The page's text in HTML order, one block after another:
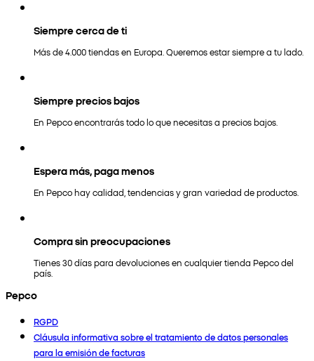
Siempre cerca de ti
Más de 4.000 tiendas en Europa. Queremos estar siempre a tu lado.
Siempre precios bajos
En Pepco encontrarás todo lo que necesitas a precios bajos.
Espera más, paga menos
En Pepco hay calidad, tendencias y gran variedad de productos.
Compra sin preocupaciones
Tienes 30 días para devoluciones en cualquier tienda Pepco del
país.
Pepco
RGPD
Cláusula informativa sobre el tratamiento de datos personales
para la emisión de facturas